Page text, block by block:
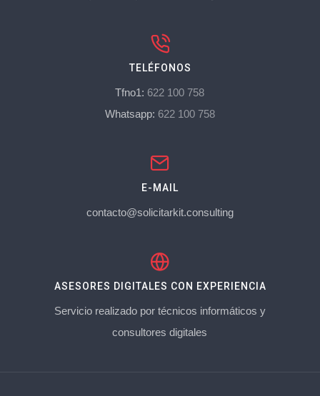
TELÉFONOS
Tfno1: 622 100 758
Whatsapp: 622 100 758
E-MAIL
contacto@solicitarkit.consulting
ASESORES DIGITALES CON EXPERIENCIA
Servicio realizado por técnicos informáticos y
consultores digitales